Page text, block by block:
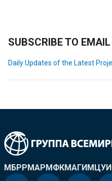
SUBSCRIBE TO
Daily Updates of the Latest
МБРРМАРМФКМАГИ